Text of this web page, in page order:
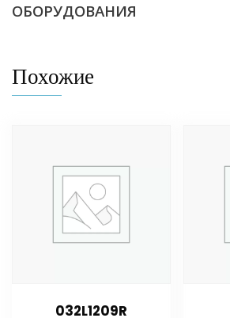
ОБОРУДОВАНИЯ
Похожие
032L1209R